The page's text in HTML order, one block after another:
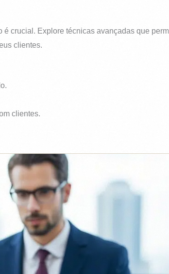
crucial. Explore técnicas avançadas que
clientes.
clientes.